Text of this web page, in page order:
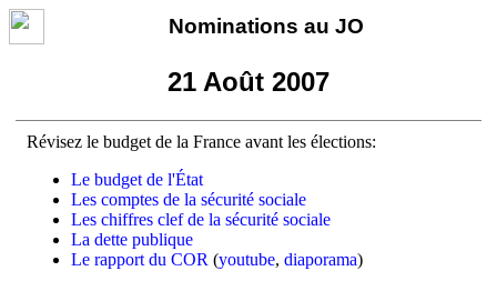
Nominations au JO
21 Août 2007
Révisez le budget de la France avant les élections:
Le budget de l'État
Les comptes de la sécurité sociale
Les chiffres clef de la sécurité sociale
La dette publique
Le rapport du COR (youtube, diaporama)